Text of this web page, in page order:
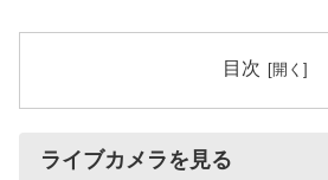
目次
ライブカメラを見る